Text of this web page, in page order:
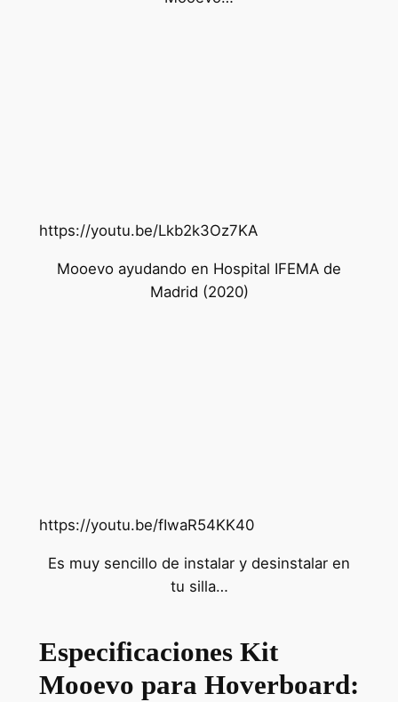
https://youtu.be/Lkb2k3Oz7KA
Mooevo ayudando en Hospital IFEMA de
Madrid (2020)
https://youtu.be/fIwaR54KK40
Es muy sencillo de instalar y desinstalar en
tu silla…
Especificaciones Kit
Mooevo para Hoverboard: